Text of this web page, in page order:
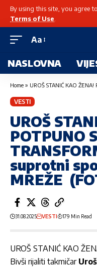
By using this site, you agree
Terms of Use
Aa
NASLOVNA
Home » UROŠ STANIĆ KAO ŽENA!
VESTI
UROŠ
POTPUNO
suprotni
MREŽE
31.08.2025 VESTI 179 Min Read
UROŠ STANIĆ KAO
Bivši rijaliti takmičar